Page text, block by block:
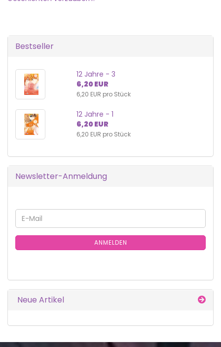
Bestseller
12 Jahre - 3
6,20 EUR
6,20 EUR pro Stück
12 Jahre - 1
6,20 EUR
6,20 EUR pro Stück
Newsletter-Anmeldung
WEITER
ZUR
NEWSLETTER-
E-
Mail
ANMELDEN
Neue Artikel